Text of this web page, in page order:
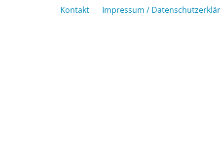
Kontakt Impressum /